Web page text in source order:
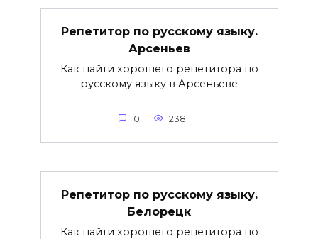
Репетитор по русскому языку.
Арсеньев
Как найти хорошего репетитора по
русскому языку в Арсеньеве
0 238
Репетитор по русскому языку.
Белорецк
Как найти хорошего репетитора по